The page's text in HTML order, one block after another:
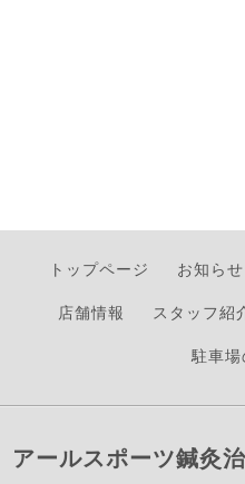
トップページ お知らせ
店舗情報
スタッフ紹
駐車
アールスポーツ鍼灸